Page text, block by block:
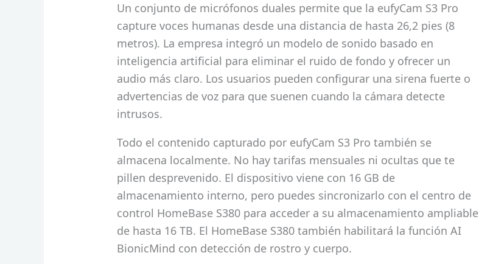
Un conjunto de micrófonos duales permite que la eufyCam S3 Pro
capture voces humanas desde una distancia de hasta 26,2 pies (8
metros). La empresa integró un modelo de sonido basado en
inteligencia artificial para eliminar el ruido de fondo y ofrecer un
audio más claro. Los usuarios pueden configurar una sirena fuerte o
advertencias de voz para que suenen cuando la cámara detecte
intrusos.
Todo el contenido capturado por eufyCam S3 Pro también se
almacena localmente. No hay tarifas mensuales ni ocultas que te
pillen desprevenido. El dispositivo viene con 16 GB de
almacenamiento interno, pero puedes sincronizarlo con el centro de
control HomeBase S380 para acceder a su almacenamiento ampliable
de hasta 16 TB. El HomeBase S380 también habilitará la función AI
BionicMind con detección de rostro y cuerpo.